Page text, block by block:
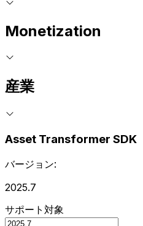
Monetization
産業
Asset Transformer SDK
バージョン:
2025.7
サポート対象